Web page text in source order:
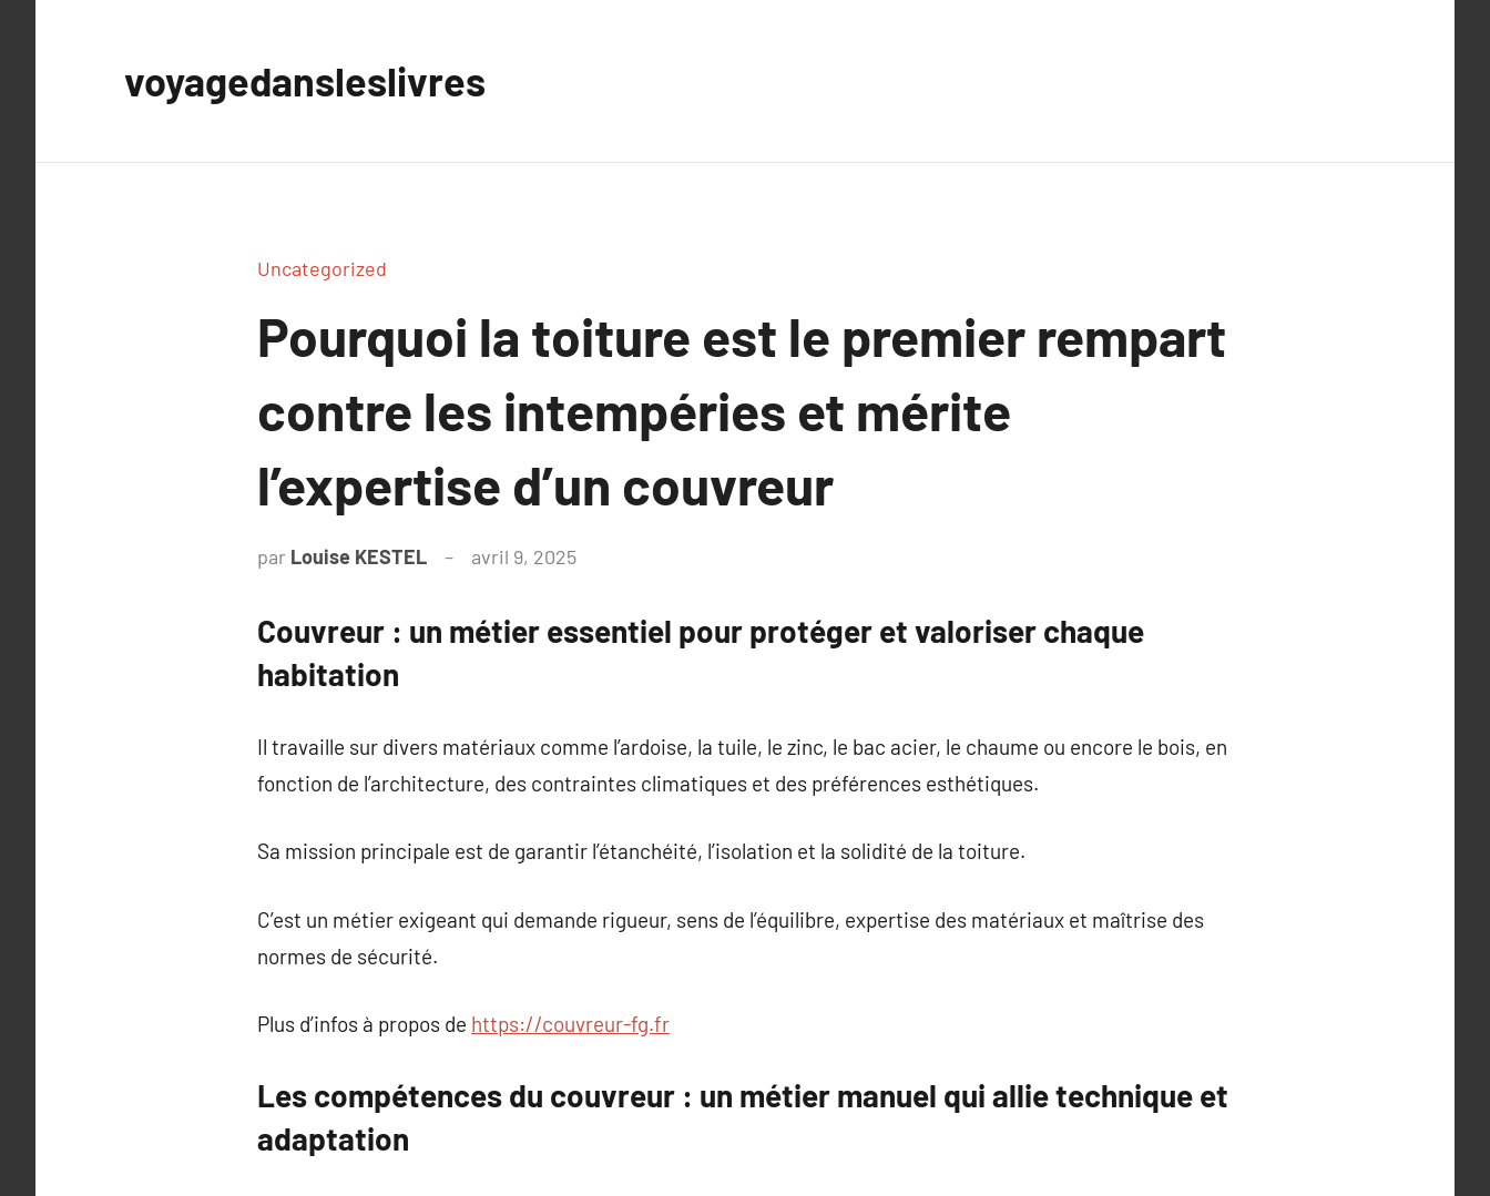
voyagedansleslivres
Uncategorized
Pourquoi la toiture est le premier rempart
contre les intempéries et mérite
l’expertise d’un couvreur
par Louise KESTEL avril 9, 2025
Couvreur : un métier essentiel pour protéger et valoriser chaque
habitation
Il travaille sur divers matériaux comme l’ardoise, la tuile, le zinc, le bac acier, le chaume ou encore le bois, en
fonction de l’architecture, des contraintes climatiques et des préférences esthétiques.
Sa mission principale est de garantir l’étanchéité, l’isolation et la solidité de la toiture.
C’est un métier exigeant qui demande rigueur, sens de l’équilibre, expertise des matériaux et maîtrise des
normes de sécurité.
Plus d’infos à propos de https://couvreur-fg.fr
Les compétences du couvreur : un métier manuel qui allie technique et
adaptation